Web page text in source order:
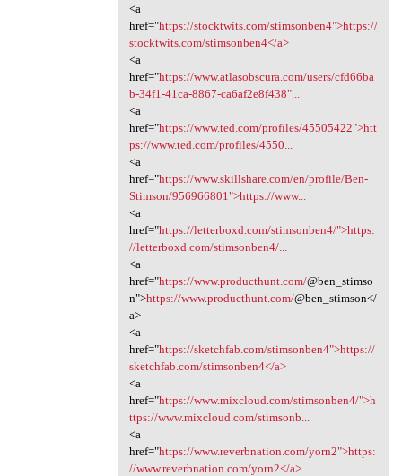
<a
href="https://stocktwits.com/stimsonben4">https://
stocktwits.com/stimsonben4</a>
<a
href="https://www.atlasobscura.com/users/cfd66ba
b-34f1-41ca-8867-ca6af2e8f438"...
<a
href="https://www.ted.com/profiles/45505422">htt
ps://www.ted.com/profiles/4550...
<a
href="https://www.skillshare.com/en/profile/Ben-
Stimson/956966801">https://www...
<a
href="https://letterboxd.com/stimsonben4/">https:
//letterboxd.com/stimsonben4/...
<a
href="https://www.producthunt.com/@ben_stimso
n">https://www.producthunt.com/@ben_stimson</
a>
<a
href="https://sketchfab.com/stimsonben4">https://
sketchfab.com/stimsonben4</a>
<a
href="https://www.mixcloud.com/stimsonben4/">h
ttps://www.mixcloud.com/stimsonb...
<a
href="https://www.reverbnation.com/yorn2">https:
//www.reverbnation.com/yorn2</a>